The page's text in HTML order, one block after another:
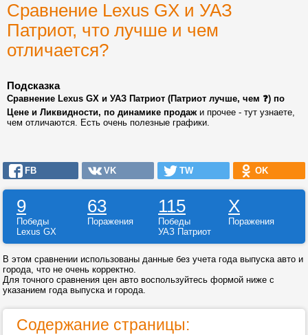
Сравнение Lexus GX и УАЗ
Патриот, что лучше и чем
отличается?
Подсказка
Сравнение Lexus GX и УАЗ Патриот (Патриот лучше, чем ❓) по
Цене и Ликвидности, по динамике продажи прочее - тут узнаете,
чем отличаются. Есть очень полезные графики.
FB VK TW OK
9 63 115 X
Победы Поражения Победы
Поражения
Lexus GX
УАЗ Патриот
В этом сравнении использованы данные без учета года выпуска авто и
города, что не очень корректно.
Для точного сравнения цен авто воспользуйтесь формой ниже с
указанием года выпуска и города.
Содержание страницы: